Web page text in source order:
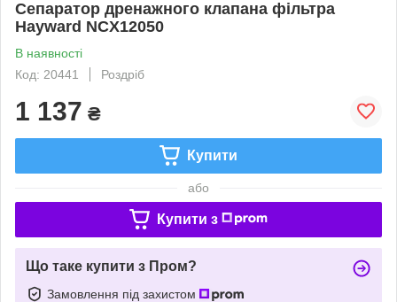
Сепаратор дренажного клапана фільтра
Hayward NCX12050
В наявності
Код: 20441
Роздріб
1 137 ₴
Купити
або
Купити з
Що таке купити з Пром?
Замовлення під захистом